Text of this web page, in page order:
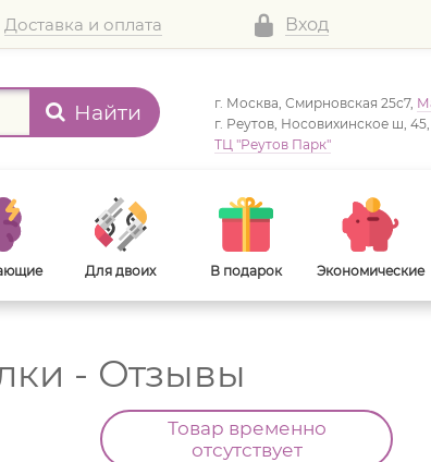
Доставка и оплата Вход
Найти г. Москва, Смирновская 25с7,
г. Реутов, Носовихинское ш, 45,
ТЦ "Реутов Парк"
Для двоих В подарок Экономические
- Отзывы
Товар временно
отсутствует